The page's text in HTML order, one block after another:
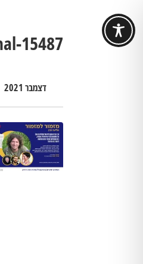
15487
דצמבר 2021